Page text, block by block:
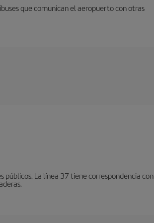
que comunican el aeropuerto con otras
públicos. La línea 37 tiene correspondencia con